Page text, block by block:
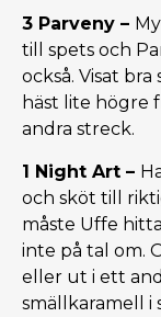
3 Parveny –
till spets och
också. Visat
häst lite högre
andra streck.
1 Night Art –
och sköt till
måste Uffe
inte på tal om.
eller ut i ett
smällkaramell i